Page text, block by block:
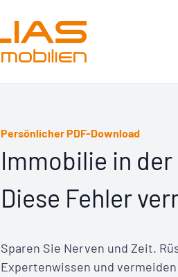
Persönlicher PDF-Download
Immobilie in
Diese Fehler
Sparen Sie Nerven und Zeit.
Expertenwissen und